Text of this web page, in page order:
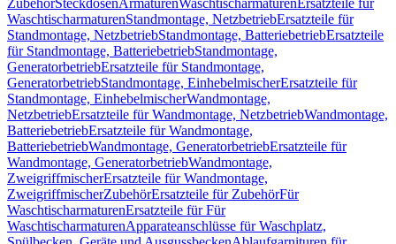
ZubehörSteckdosenArmaturenWaschtischarmaturen Ersatzteile für
WaschtischarmaturenStandmontage, NetzbetriebErsatzteile für
Standmontage, NetzbetriebStandmontage, BatteriebetriebErsatzteile
für Standmontage, BatteriebetriebStandmontage,
GeneratorbetriebErsatzteile für Standmontage,
GeneratorbetriebStandmontage, EinhebelmischerErsatzteile für
Standmontage, EinhebelmischerWandmontage,
NetzbetriebErsatzteile für Wandmontage, NetzbetriebWandmontage,
BatteriebetriebErsatzteile für Wandmontage,
BatteriebetriebWandmontage, GeneratorbetriebErsatzteile für
Wandmontage, GeneratorbetriebWandmontage,
ZweigriffmischerErsatzteile für Wandmontage,
ZweigriffmischerZubehörErsatzteile für ZubehörFür
WaschtischarmaturenErsatzteile für Für
WaschtischarmaturenApparateanschlüsse für Waschplatz,